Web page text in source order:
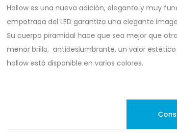
Hollow es una nueva adición, elegante y muy
empotrada del LED garantiza una elegante
Su cuerpo piramidal hace que sea mejor que
menor brillo, antideslumbrante, un valor
hollow está disponible en varios colores.